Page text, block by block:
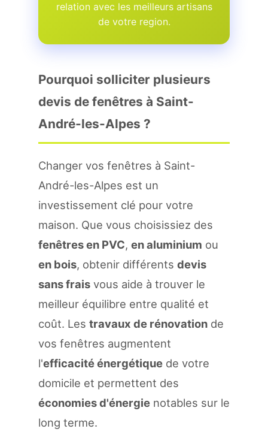
relation avec les meilleurs artisans
de votre region.
Pourquoi solliciter plusieurs
devis de fenêtres à Saint-
André-les-Alpes ?
Changer vos fenêtres à Saint-
André-les-Alpes est un
investissement clé pour votre
maison. Que vous choisissiez des
fenêtres en PVC, en aluminium ou
en bois, obtenir différents devis
sans frais vous aide à trouver le
meilleur équilibre entre qualité et
coût. Les travaux de rénovation de
vos fenêtres augmentent
l'efficacité énergétique de votre
domicile et permettent des
économies d'énergie notables sur le
long terme.